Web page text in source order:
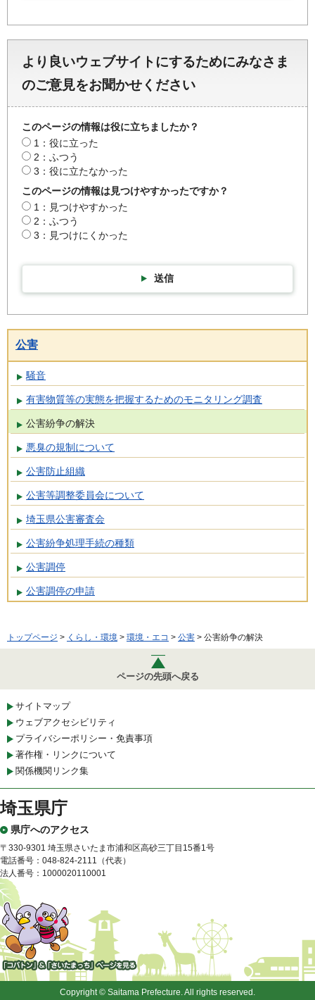
より良いウェブサイトにするためにみなさま
のご意見をお聞かせください
このページの情報は役に立ちましたか？
1：役に立った
2：ふつう
3：役に立たなかった
このページの情報は見つけやすかったですか？
1：見つけやすかった
2：ふつう
3：見つけにくかった
送信
公害
騒音
有害物質等の実態を把握するためのモニタリング調査
公害紛争の解決
悪臭の規制について
公害防止組織
公害等調整委員会について
埼玉県公害審査会
公害紛争処理手続の種類
公害調停
公害調停の申請
トップページ > くらし・環境 > 環境・エコ > 公害 > 公害紛争の解決
ページの先頭へ戻る
サイトマップ
ウェブアクセシビリティ
プライバシーポリシー・免責事項
著作権・リンクについて
関係機関リンク集
埼玉県庁
県庁へのアクセス
〒330-9301 埼玉県さいたま市浦和区高砂三丁目15番1号
電話番号：048-824-2111（代表）
法人番号：1000020110001
「コバトン」&「さいたまっ
Copyright © Saitama Prefecture. All rights reserved.